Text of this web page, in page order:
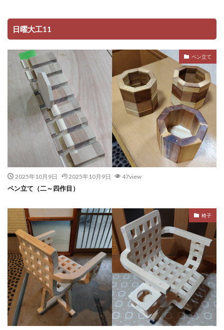
日曜大工11
ペン立て
2025年10月9日 2025年10月9日 47view
ペン立て（二～四作目）
椅子